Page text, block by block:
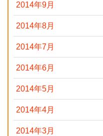
2014年9月
2014年8月
2014年7月
2014年6月
2014年5月
2014年4月
2014年3月